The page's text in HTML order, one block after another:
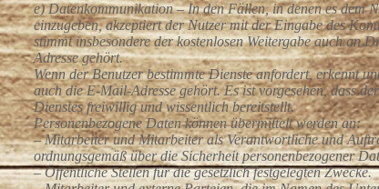
e) Datenkommunikation – In den Fällen, in denen es dem
einzugeben, akzeptiert der Nutzer mit der Eingabe des
stimmt insbesondere der kostenlosen Weitergabe auch an
Adresse gehört.
Wenn der Benutzer bestimmte Dienste anfordert, erkennt
auch die E-Mail-Adresse gehört. Es ist vorgesehen, dass
Dienstes freiwillig und wissentlich bereitstellt.
Personenbezogene Daten können übermittelt werden an:
– Mitarbeiter und Mitarbeiter als Verantwortliche und
ordnungsgemäß über die Sicherheit personenbezogener
– Öffentliche Stellen für die gesetzlich festgelegten Zwecke.